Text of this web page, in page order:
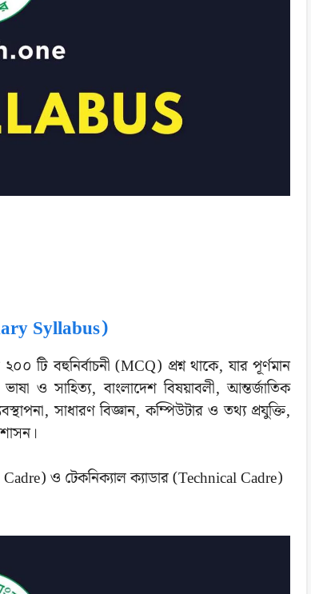
Syllabus)
টি বহুনির্বাচনী (MCQ) প্রশ্ন থাকে, যার পূর্ণমান
ও সাহিত্য, বাংলাদেশ বিষয়াবলী, আন্তর্জাতিক
সাধারণ বিজ্ঞান, কম্পিউটার ও তথ্য প্রযুক্তি,
Cadre) ও টেকনিক্যাল ক্যাডার (Technical Cadre)